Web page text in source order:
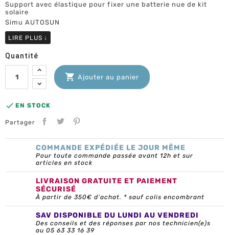
Support avec élastique pour fixer une batterie nue de kit
solaire
Simu AUTOSUN
LIRE PLUS ↓
Quantité
 Ajouter au panier
 EN STOCK
Partager
COMMANDE EXPÉDIÉE LE JOUR MÊME
Pour toute commande passée avant 12h et sur
articles en stock
LIVRAISON GRATUITE ET PAIEMENT
SÉCURISÉ
À partir de 350€ d’achat. * sauf colis encombrant
SAV DISPONIBLE DU LUNDI AU VENDREDI
Des conseils et des réponses par nos technicien(e)s
au 05 63 33 16 39